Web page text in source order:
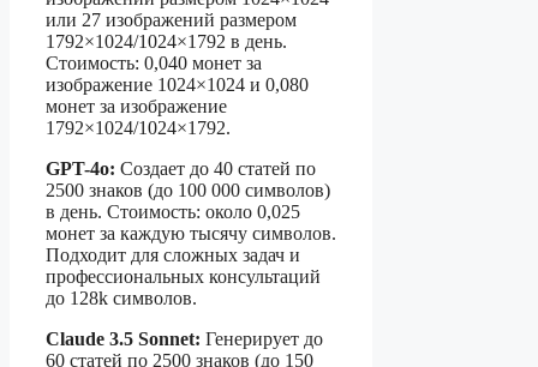
или 27 изображений размером
1792×1024/1024×1792 в день.
Стоимость: 0,040 монет за
изображение 1024×1024 и 0,080
монет за изображение
1792×1024/1024×1792.
GPT-4o: Создает до 40 статей по
2500 знаков (до 100 000 символов)
в день. Стоимость: около 0,025
монет за каждую тысячу символов.
Подходит для сложных задач и
профессиональных консультаций
до 128k символов.
Claude 3.5 Sonnet: Генерирует до
60 статей по 2500 знаков (до 150